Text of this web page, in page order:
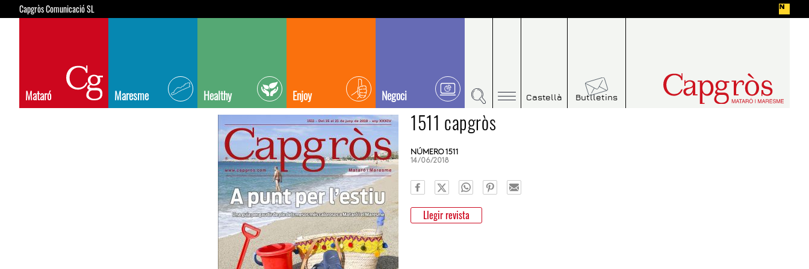
Capgròs Comunicació SL
Mataró Maresme Healthy Enjoy Negoci Castellà Butlletins
1511 capgròs
NÚMERO 1511
14/06/2018
Llegir revista